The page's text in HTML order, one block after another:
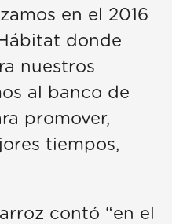
en el 2016
donde
nuestros
al banco de
promover,
tiempos,
contó “en el